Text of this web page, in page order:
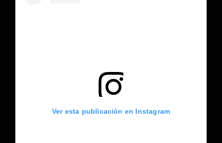
Ver esta publicación en Instagram